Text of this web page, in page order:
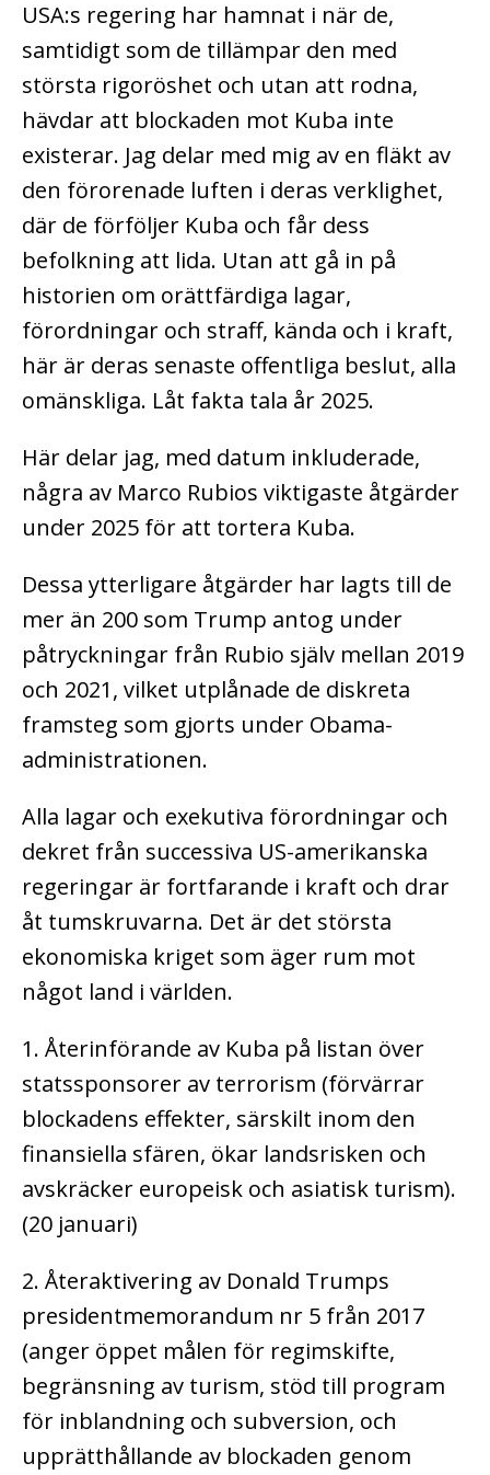
USA:s regering har hamnat i när de,
samtidigt som de tillämpar den med
största rigoröshet och utan att rodna,
hävdar att blockaden mot Kuba inte
existerar. Jag delar med mig av en fläkt av
den förorenade luften i deras verklighet,
där de förföljer Kuba och får dess
befolkning att lida. Utan att gå in på
historien om orättfärdiga lagar,
förordningar och straff, kända och i kraft,
här är deras senaste offentliga beslut, alla
omänskliga. Låt fakta tala år 2025.
Här delar jag, med datum inkluderade,
några av Marco Rubios viktigaste åtgärder
under 2025 för att tortera Kuba.
Dessa ytterligare åtgärder har lagts till de
mer än 200 som Trump antog under
påtryckningar från Rubio själv mellan 2019
och 2021, vilket utplånade de diskreta
framsteg som gjorts under Obama-
administrationen.
Alla lagar och exekutiva förordningar och
dekret från successiva US-amerikanska
regeringar är fortfarande i kraft och drar
åt tumskruvarna. Det är det största
ekonomiska kriget som äger rum mot
något land i världen.
1. Återinförande av Kuba på listan över
statssponsorer av terrorism (förvärrar
blockadens effekter, särskilt inom den
finansiella sfären, ökar landsrisken och
avskräcker europeisk och asiatisk turism).
(20 januari)
2. Återaktivering av Donald Trumps
presidentmemorandum nr 5 från 2017
(anger öppet målen för regimskifte,
begränsning av turism, stöd till program
för inblandning och subversion, och
upprätthållande av blockaden genom